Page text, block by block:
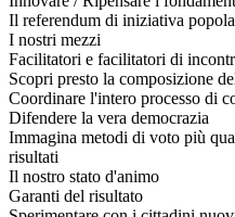
Il referendum di iniziativa
I nostri mezzi
Facilitatori e facilitatori di
Scopri presto la composizione
Coordinare l'intero processo di
Difendere la vera democrazia
Immagina metodi di voto più
risultati
Il nostro stato d'animo
Garanti del risultato